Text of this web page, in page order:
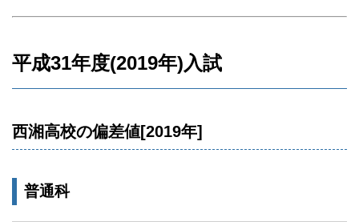
平成31年度(2019年)入試
西湘高校の偏差値[2019年]
普通科